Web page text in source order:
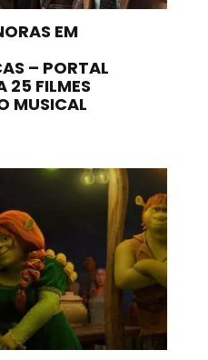
EM
– PORTAL
25 FILMES
MUSICAL